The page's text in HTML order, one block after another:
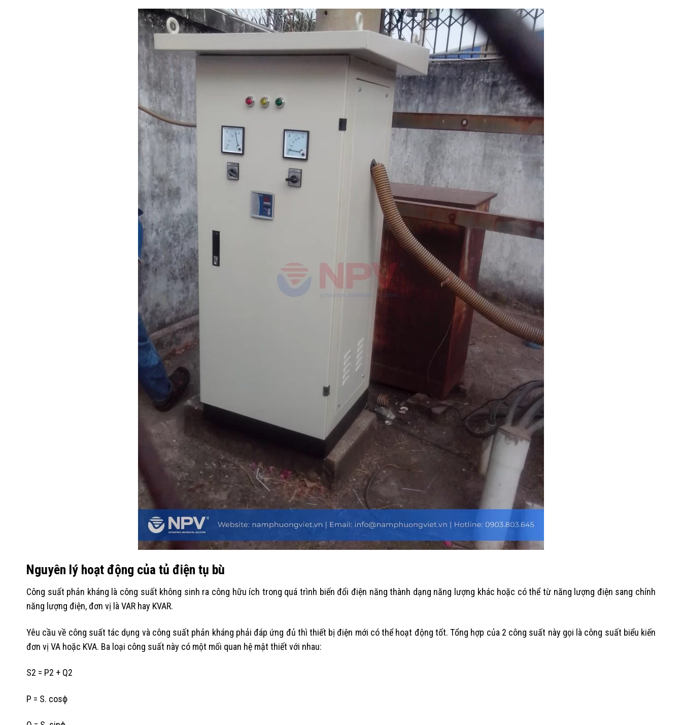
Nguyên lý hoạt động của tủ điện tụ bù
Công suất phản kháng là công suất không sinh ra công hữu ích trong quá trình biến đổi điện năng thành dạng năng lượng khác hoặc có thể từ năng lượng điện sang chính
năng lượng điện, đơn vị là VAR hay KVAR.
Yêu cầu về công suất tác dụng và công suất phản kháng phải đáp ứng đủ thì thiết bị điện mới có thể hoạt động tốt. Tổng hợp của 2 công suất này gọi là công suất biểu kiến
đơn vị VA hoặc KVA. Ba loại công suất này có một mối quan hệ mật thiết với nhau:
S2 = P2 + Q2
P = S. cosϕ